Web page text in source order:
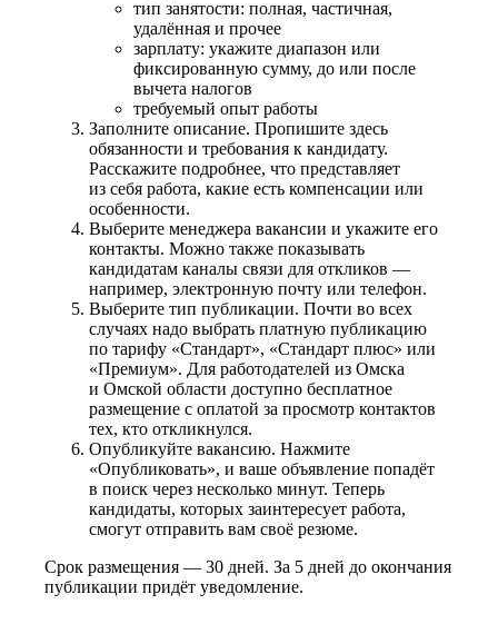
тип занятости: полная, частичная,
удалённая и прочее
зарплату: укажите диапазон или
фиксированную сумму, до или после
вычета налогов
требуемый опыт работы
Заполните описание. Пропишите здесь
обязанности и требования к кандидату.
Расскажите подробнее, что представляет
из себя работа, какие есть компенсации или
особенности.
Выберите менеджера вакансии и укажите его
контакты. Можно также показывать
кандидатам каналы связи для откликов —
например, электронную почту или телефон.
Выберите тип публикации. Почти во всех
случаях надо выбрать платную публикацию
по тарифу «Стандарт», «Стандарт плюс» или
«Премиум». Для работодателей из Омска
и Омской области доступно бесплатное
размещение с оплатой за просмотр контактов
тех, кто откликнулся.
Опубликуйте вакансию. Нажмите
«Опубликовать», и ваше объявление попадёт
в поиск через несколько минут. Теперь
кандидаты, которых заинтересует работа,
смогут отправить вам своё резюме.
Срок размещения — 30 дней. За 5 дней до окончания
публикации придёт уведомление.